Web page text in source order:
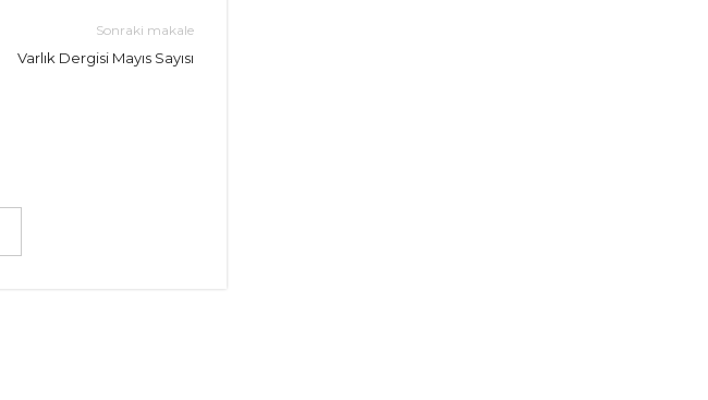
Sonraki makale
Varlık Dergisi Mayıs Sayısı